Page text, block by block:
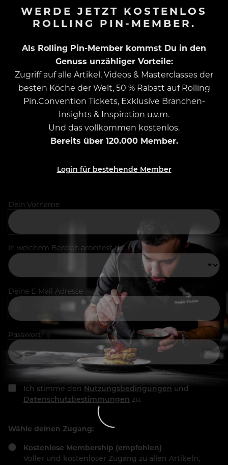
WERDE JETZT KOSTENLOS
ROLLING PIN-MEMBER.
Als Rolling Pin-Member kommst Du in den
Genuss unzähliger Vorteile:
Zugriff auf alle Artikel, Videos & Masterclasses der
besten Köche der Welt, 50 % Rabatt auf Rolling
Pin.Convention Tickets, Exklusive Branchen-
Insights & Inspiration u.v.m.
Und das vollkommen kostenlos.
Bereits über 120.000 Member.
Login für bestehende Member
Dein Vorname
In welchem Bereich arbeitest du
Deine E-Mail Adresse
Passwort
Ich stimme den Nutzungsbedingungen und
Datenschutzbestimmungen zu.
Wähle deinen Zugang:
Kostenlose Membership (empfohlen)
Voller und kostenloser Zugang zu allen Artikeln,